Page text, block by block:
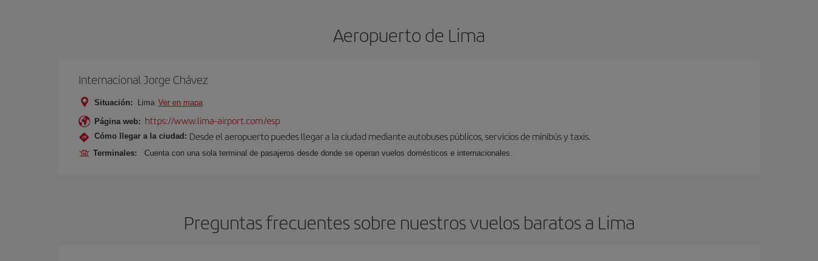
Aeropuerto de Lima
Internacional Jorge Chávez
Situación: Lima Ver en mapa
Página web: https://www.lima-airport.com/esp
Cómo llegar a la ciudad: Desde el aeropuerto puedes llegar a la ciudad mediante autobuses públicos, servicios de minibús y taxis.
Terminales: Cuenta con una sola terminal de pasajeros desde donde se operan vuelos domésticos e internacionales.
Preguntas frecuentes sobre nuestros vuelos baratos a Lima